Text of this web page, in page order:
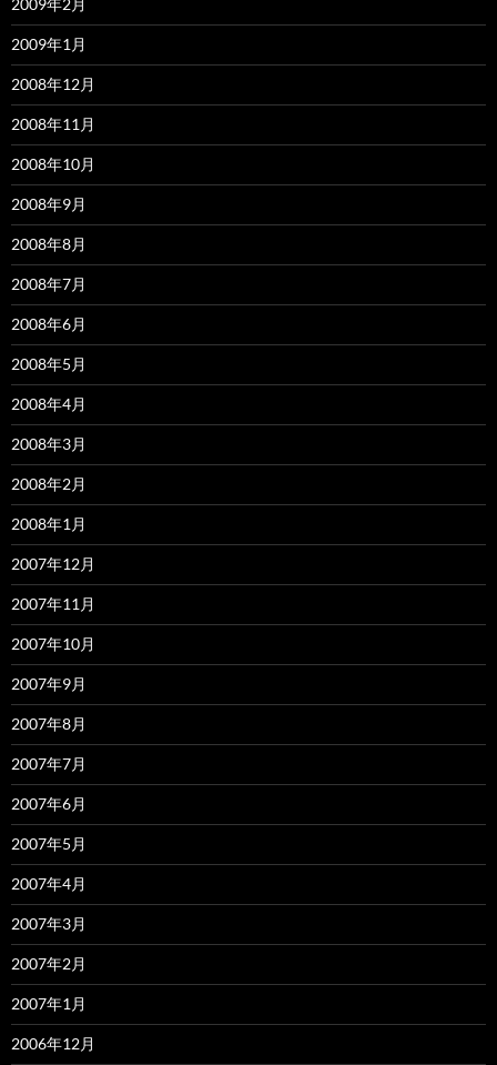
2009年2月
2009年1月
2008年12月
2008年11月
2008年10月
2008年9月
2008年8月
2008年7月
2008年6月
2008年5月
2008年4月
2008年3月
2008年2月
2008年1月
2007年12月
2007年11月
2007年10月
2007年9月
2007年8月
2007年7月
2007年6月
2007年5月
2007年4月
2007年3月
2007年2月
2007年1月
2006年12月